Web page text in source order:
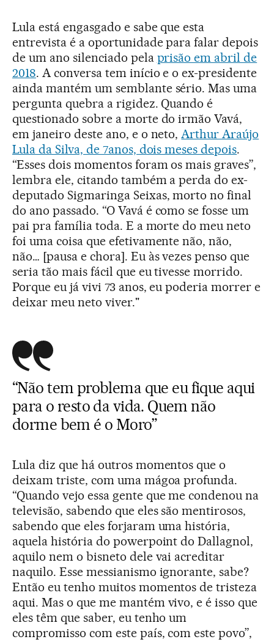
Lula está engasgado e sabe que esta
entrevista é a oportunidade para falar depois
de um ano silenciado pela prisão em abril de
2018. A conversa tem início e o ex-presidente
ainda mantém um semblante sério. Mas uma
pergunta quebra a rigidez. Quando é
questionado sobre a morte do irmão Vavá,
em janeiro deste ano, e o neto,Arthur Araújo
Lula da Silva, de 7anos, dois meses depois.
“Esses dois momentos foram os mais graves”,
lembra ele, citando também a perda do ex-
deputado Sigmaringa Seixas, morto no final
do ano passado. “O Vavá é como se fosse um
pai pra família toda. E a morte do meu neto
foi uma coisa que efetivamente não, não,
não… [pausa e chora]. Eu às vezes penso que
seria tão mais fácil que eu tivesse morrido.
Porque eu já vivi 73 anos, eu poderia morrer e
deixar meu neto viver."
“Não tem problema que eu fique aqui
para o resto da vida. Quem não
dorme bem é o Moro”
Lula diz que há outros momentos que o
deixam triste, com uma mágoa profunda.
“Quando vejo essa gente que me condenou na
televisão, sabendo que eles são mentirosos,
sabendo que eles forjaram uma história,
aquela história do powerpoint do Dallagnol,
aquilo nem o bisneto dele vai acreditar
naquilo. Esse messianismo ignorante, sabe?
Então eu tenho muitos momentos de tristeza
aqui. Mas o que me mantém vivo, e é isso que
eles têm que saber, eu tenho um
compromisso com este país, com este povo”,